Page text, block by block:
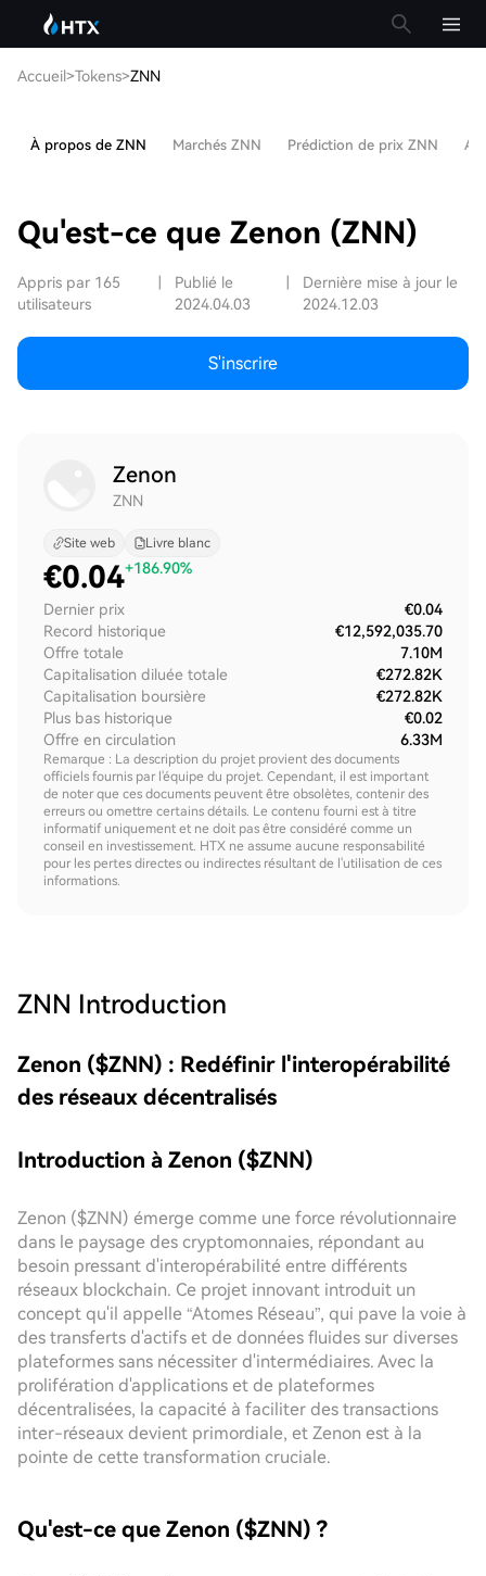
Accueil>Tokens>ZNN
À propos de ZNN Marchés ZNN Prédiction de prix ZNN
Qu'est-ce que Zenon (ZNN)
Appris par 165
utilisateurs
Publié le
2024.04.03
Dernière mise à jour le
2024.12.03
S'inscrire
Zenon
ZNN
Site web Livre blanc
€0.04+186.90%
Dernier prix
€0.04
Record historique
€12,592,035.70
Offre totale
7.10M
Capitalisation diluée totale
€272.82K
Capitalisation boursière
€272.82K
Plus bas historique
€0.02
Offre en circulation
6.33M
Remarque : La description du projet provient des documents
officiels fournis par l'équipe du projet. Cependant, il est important
de noter que ces documents peuvent être obsolètes, contenir des
erreurs ou omettre certains détails. Le contenu fourni est à titre
informatif uniquement et ne doit pas être considéré comme un
conseil en investissement. HTX ne assume aucune responsabilité
pour les pertes directes ou indirectes résultant de l'utilisation de ces
informations.
ZNN Introduction
Zenon ($ZNN) : Redéfinir l'interopérabilité
des réseaux décentralisés
Introduction à Zenon ($ZNN)
Zenon ($ZNN) émerge comme une force révolutionnaire
dans le paysage des cryptomonnaies, répondant au
besoin pressant d'interopérabilité entre différents
réseaux blockchain. Ce projet innovant introduit un
concept qu'il appelle “Atomes Réseau”, qui pave la voie à
des transferts d'actifs et de données fluides sur diverses
plateformes sans nécessiter d'intermédiaires. Avec la
prolifération d'applications et de plateformes
décentralisées, la capacité à faciliter des transactions
inter-réseaux devient primordiale, et Zenon est à la
pointe de cette transformation cruciale.
Qu'est-ce que Zenon ($ZNN) ?